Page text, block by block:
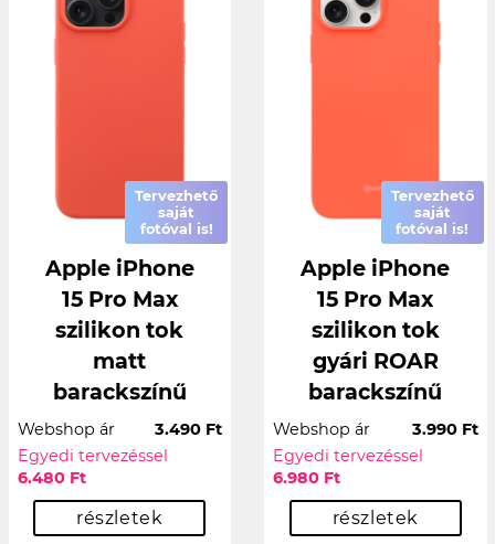
Tervezhető
saját
fotóval is!
Apple iPhone
15 Pro Max
szilikon tok
matt
barackszínű
Webshop ár
3.490 Ft
Egyedi tervezéssel
6.480 Ft
részletek
Tervezhető
saját
fotóval is!
Apple iPhone
15 Pro Max
szilikon tok
gyári ROAR
barackszínű
Webshop ár
3.990 Ft
Egyedi tervezéssel
6.980 Ft
részletek